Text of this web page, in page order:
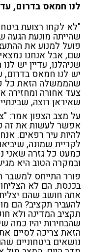
לנו חמאס בדרום,
"לא לקחו רצועת
שהייתה מונעת הגעה
פועל למנוע את
שם, אבל אנחנו
שניהלנו, עדיין יש
יש לנו חמאס בדרום,
שהממשלה הזאת כל
צעד אחורה ומחזירה
שאיראן רוצה,
על מצב הצפון אמר:
אפשר לעשות את זה
להיות עיר רפאים.
לקריית שמונה,
כמעט כל גזרה שאני
ובמקרה הטוב היא
פורר התייחס למשבר
אתה חושב שהם
להעביר תקציב? הם
תקציב המדינה ולא
שהבחירות יהיו כמה
הזאת צריכה לסיים
נושאים ביטחוניים